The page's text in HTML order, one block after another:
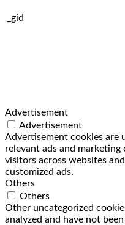
_gid
Advertisement
Advertisement
Advertisement cookies are
relevant ads and marketing
visitors across websites
customized ads.
Others
Others
Other uncategorized
analyzed and have not